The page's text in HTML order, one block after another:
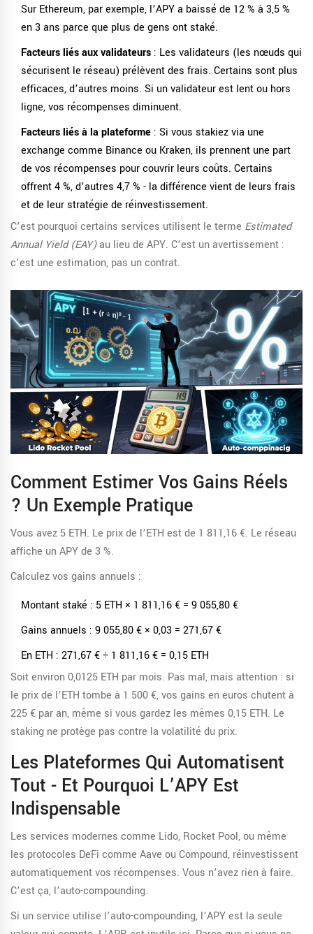
Sur Ethereum, par exemple, l’APY a baissé de 12 % à 3,5 %
en 3 ans parce que plus de gens ont staké.
Facteurs liés aux validateurs : Les validateurs (les nœuds qui
sécurisent le réseau) prélèvent des frais. Certains sont plus
efficaces, d’autres moins. Si un validateur est lent ou hors
ligne, vos récompenses diminuent.
Facteurs liés à la plateforme : Si vous stakiez via une
exchange comme Binance ou Kraken, ils prennent une part
de vos récompenses pour couvrir leurs coûts. Certains
offrent 4 %, d’autres 4,7 % - la différence vient de leurs frais
et de leur stratégie de réinvestissement.
C’est pourquoi certains services utilisent le terme Estimated
Annual Yield (EAY)au lieu de APY. C’est un avertissement :
c’est une estimation, pas un contrat.
Comment Estimer Vos Gains Réels
? Un Exemple Pratique
Vous avez 5 ETH. Le prix de l’ETH est de 1 811,16 €. Le réseau
affiche un APY de 3 %.
Calculez vos gains annuels :
Montant staké : 5 ETH × 1 811,16 € = 9 055,80 €
Gains annuels : 9 055,80 € × 0,03 = 271,67 €
En ETH : 271,67 € ÷ 1 811,16 € = 0,15 ETH
Soit environ 0,0125 ETH par mois. Pas mal, mais attention : si
le prix de l’ETH tombe à 1 500 €, vos gains en euros chutent à
225 € par an, même si vous gardez les mêmes 0,15 ETH. Le
staking ne protège pas contre la volatilité du prix.
Les Plateformes Qui Automatisent
Tout - Et Pourquoi L’APY Est
Indispensable
Les services modernes comme Lido, Rocket Pool, ou même
les protocoles DeFi comme Aave ou Compound, réinvestissent
automatiquement vos récompenses. Vous n’avez rien à faire.
C’est ça, l’auto-compounding.
Si un service utilise l’auto-compounding, l’APY est la seule